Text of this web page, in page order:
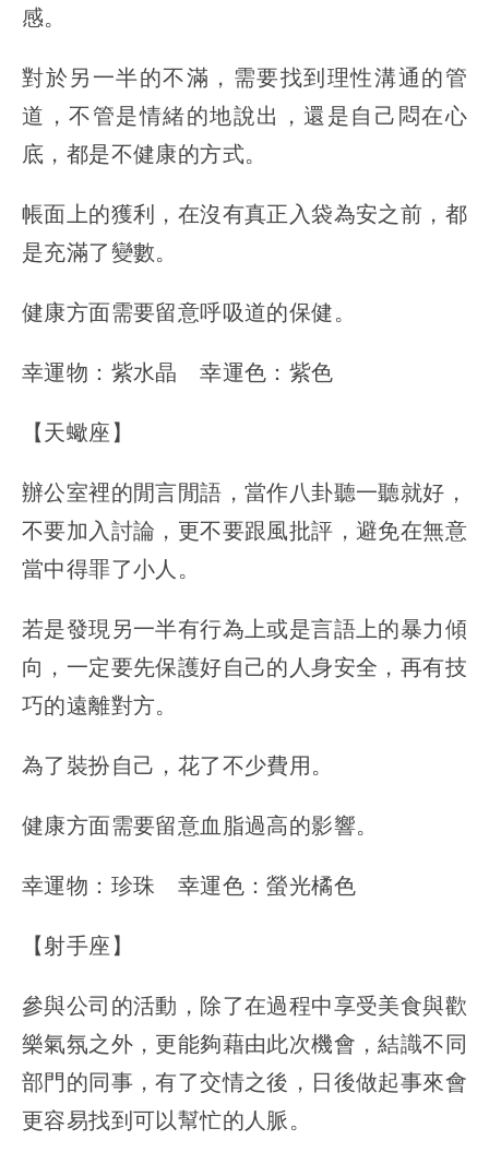
感。
對於另一半的不滿，需要找到理性溝通的管
道，不管是情緒的地說出，還是自己悶在心
底，都是不健康的方式。
帳面上的獲利，在沒有真正入袋為安之前，都
是充滿了變數。
健康方面需要留意呼吸道的保健。
幸運物：紫水晶 幸運色：紫色
【天蠍座】
辦公室裡的閒言閒語，當作八卦聽一聽就好，
不要加入討論，更不要跟風批評，避免在無意
當中得罪了小人。
若是發現另一半有行為上或是言語上的暴力傾
向，一定要先保護好自己的人身安全，再有技
巧的遠離對方。
為了裝扮自己，花了不少費用。
健康方面需要留意血脂過高的影響。
幸運物：珍珠 幸運色：螢光橘色
【射手座】
參與公司的活動，除了在過程中享受美食與歡
樂氣氛之外，更能夠藉由此次機會，結識不同
部門的同事，有了交情之後，日後做起事來會
更容易找到可以幫忙的人脈。